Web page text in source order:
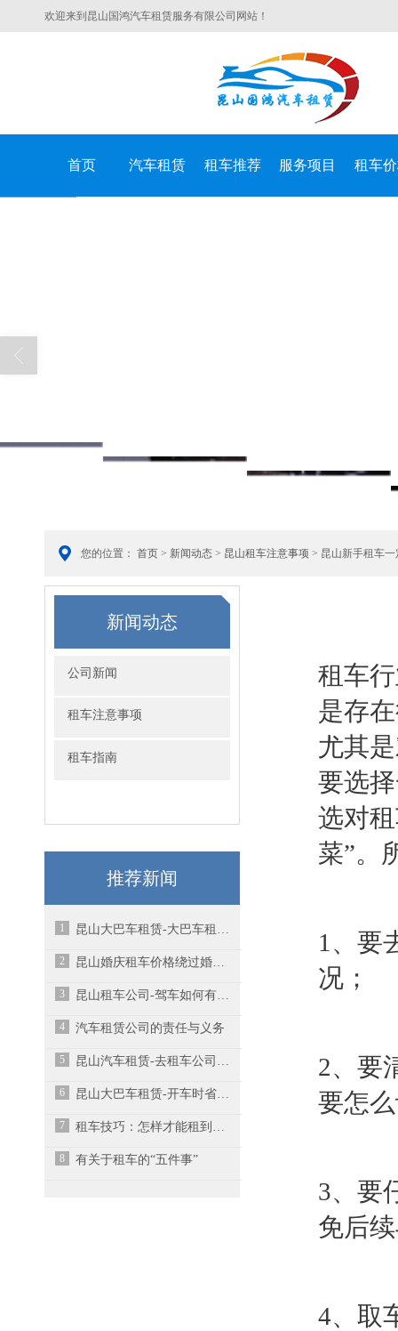
欢迎来到昆山国鸿汽车租赁服务有限公司网站！
昆山国鸿汽车租赁服务有限公司
首页 汽车租赁 租车推荐 服务项目 租车
您的位置： 首页 > 新闻动态 > 昆山租车注意事项 > 昆山新手租车
新闻动态
公司新闻
租车注意事项
租车指南
推荐新闻
1 昆山大巴车租赁-大巴车租赁时都需要注意什么？
2 昆山婚庆租车价格绕过婚庆中介能省不少
3 昆山租车公司-驾车如何有效缓解疲劳？
4 汽车租赁公司的责任与义务
5 昆山汽车租赁-去租车公司租车时的注意这几点？
6 昆山大巴车租赁-开车时省油耗的技巧有哪些？
7 租车技巧：怎样才能租到最便宜的车
8 有关于租车的“五件事”
租车
是存
尤其
要选
选对
菜”。
1、要
况；
2、要
要怎
3、要
免后
4、取